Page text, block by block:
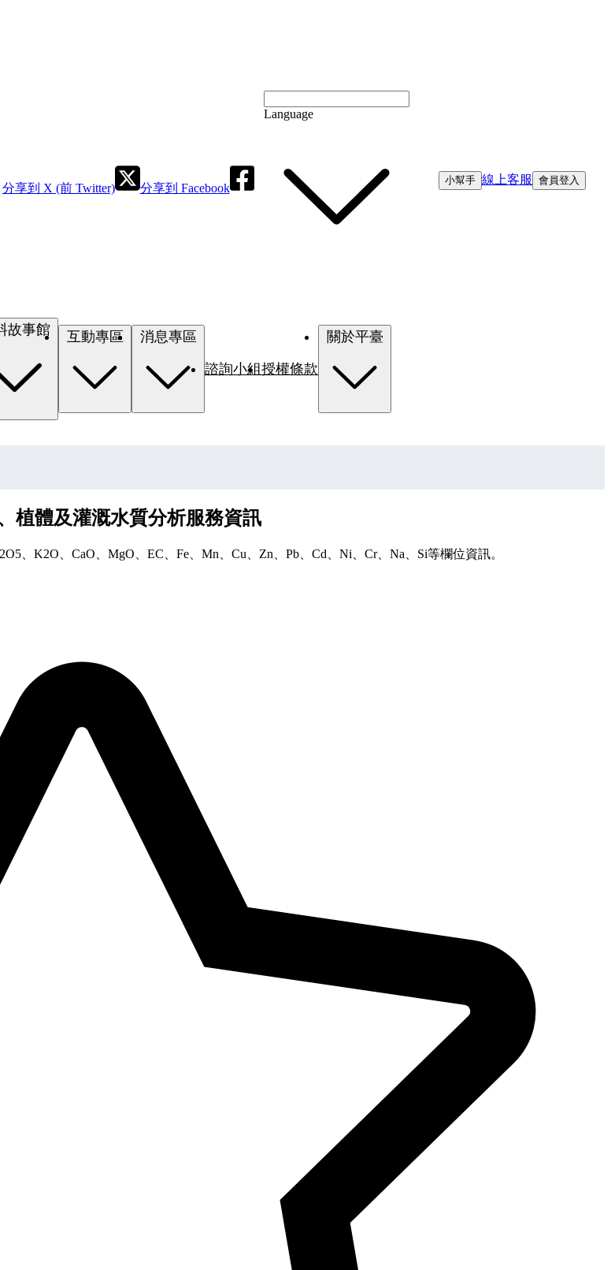
分享到 X (前 Twitter) 分享到 Facebook
Language
小幫手 線上客服 會員登入
資料故事館
諮詢小組授權條款
植體及灌溉水質分析服務資訊
、K2O、CaO、MgO、EC、Fe、Mn、Cu、Zn、Pb、Cd、Ni、Cr、Na、Si等欄位資訊。